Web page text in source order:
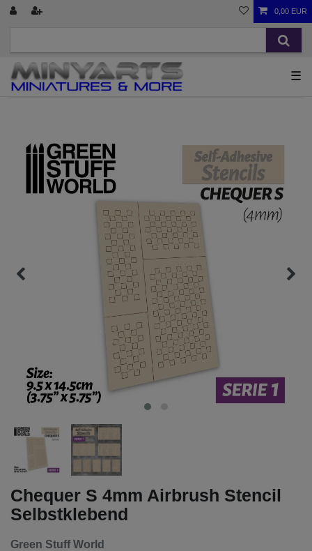
0,00 EUR
☰
Chequer S 4mm Airbrush Stencil
Selbstklebend
Green Stuff World